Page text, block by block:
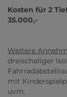
Kosten für 2
35.000,-
Weitere
dreischaliger
mit
uvm.